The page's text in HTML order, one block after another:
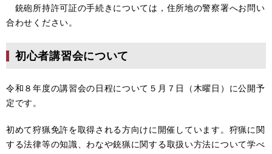
銃砲所持許可証の手続きについては，住所地の警察署へお問い
合わせください。
初心者講習会について
令和８年度の講習会の日程について５月７日（木曜日）に公開予
定です。
初めて狩猟免許を取得される方向けに開催しています。狩猟に関
する法律等の知識、わなや銃猟に関する取扱い方法について学べ